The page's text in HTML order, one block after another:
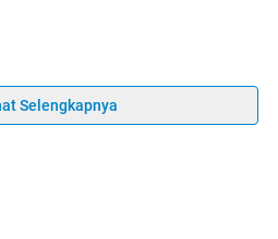
Selengkapnya